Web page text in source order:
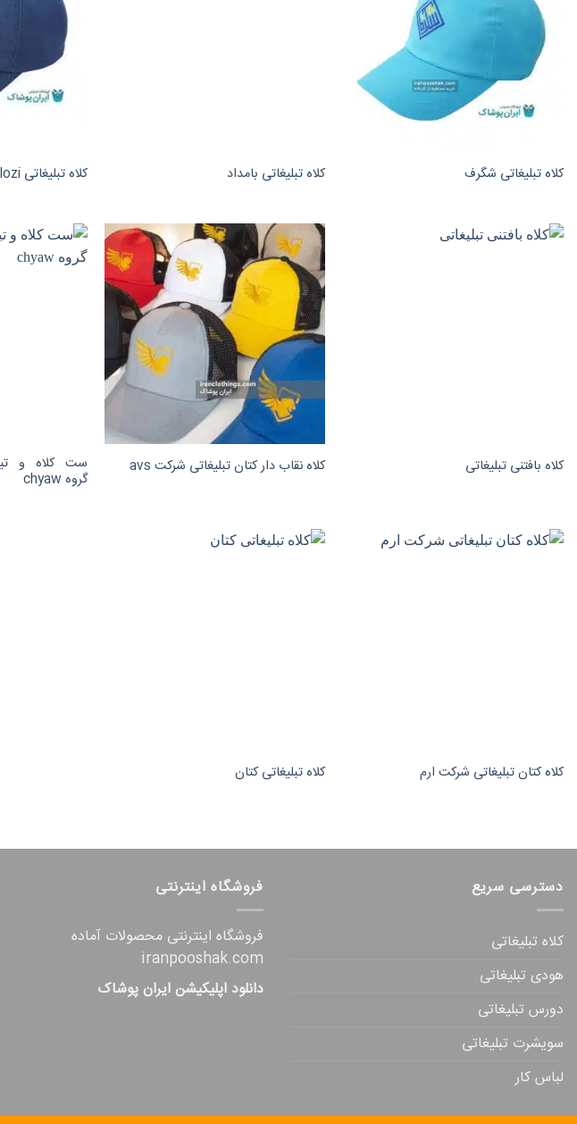
کلاه تبلیغاتی شگرف کلاه تبلیغاتی بامداد کلاه تبلیغاتی lozi
کلاه بافتنی تبلیغاتی کلاه نقاب دار کتان تبلیغاتی شرکت avs ست کلاه و
گروه chyaw
کلاه کتان تبلیغاتی شرکت ارم کلاه تبلیغاتی کتان
دسترسی سریع
کلاه تبلیغاتی
هودی تبلیغاتی
دورس تبلیغاتی
سویشرت تبلیغاتی
لباس کار
فروشگاه اینترنتی
فروشگاه اینترنتی محصولات آماده
iranpooshak.com
دانلود اپلیکیشن ایران پوشاک